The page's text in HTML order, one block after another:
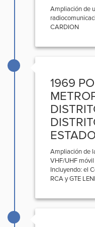
Ampliación de
CARDION
1969
Ampliación de
VHF/UHF
Incluyendo: el
RCA y GTE